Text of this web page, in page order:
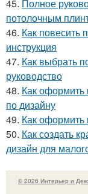
45. Полное
потолочным
46. Как повесить
инструкция
47. Как выбрать
руководство
48. Как оформить
по дизайну
49. Как оформить
50. Как создать
дизайн для
© 2026 Интерьер и